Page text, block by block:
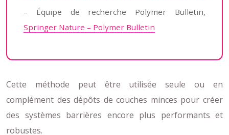
– Équipe de recherche Polymer Bulletin,
Springer Nature – Polymer Bulletin
Cette méthode peut être utilisée seule ou en
complément des dépôts de couches minces pour créer
des systèmes barrières encore plus performants et
robustes.